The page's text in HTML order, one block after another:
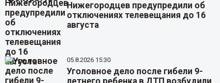
Нижегородцев предупредили об
отключениях телевещания до 16
августа
05.8.2026 15:30
Уголовное дело после гибели 9-